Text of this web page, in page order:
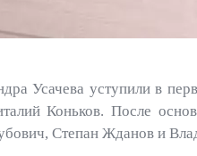
Усачева уступили в
Коньков. После
Степан Жданов и